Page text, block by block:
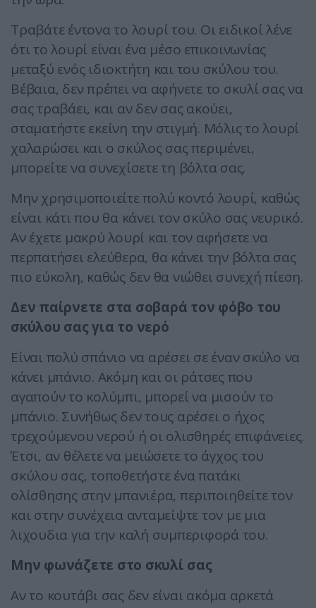
Τραβάτε έντονα το λουρί του. Οι ειδικοί λένε
ότι το λουρί είναι ένα μέσο επικοινωνίας
μεταξύ ενός ιδιοκτήτη και του σκύλου του.
Βέβαια, δεν πρέπει να αφήνετε το σκυλί σας να
σας τραβάει, και αν δεν σας ακούει,
σταματήστε εκείνη την στιγμή. Μόλις το λουρί
χαλαρώσει και ο σκύλος σας περιμένει,
μπορείτε να συνεχίσετε τη βόλτα σας.
Μην χρησιμοποιείτε πολύ κοντό λουρί, καθώς
είναι κάτι που θα κάνει τον σκύλο σας νευρικό.
Αν έχετε μακρύ λουρί και τον αφήσετε να
περπατήσει ελεύθερα, θα κάνει την βόλτα σας
πιο εύκολη, καθώς δεν θα νιώθει συνεχή πίεση.
Δεν παίρνετε στα σοβαρά τον φόβο του
σκύλου σας για το νερό
Είναι πολύ σπάνιο να αρέσει σε έναν σκύλο να
κάνει μπάνιο. Ακόμη και οι ράτσες που
αγαπούν το κολύμπι, μπορεί να μισούν το
μπάνιο. Συνήθως δεν τους αρέσει ο ήχος
τρεχούμενου νερού ή οι ολισθηρές επιφάνειες.
Έτσι, αν θέλετε να μειώσετε το άγχος του
σκύλου σας, τοποθετήστε ένα πατάκι
ολίσθησης στην μπανιέρα, περιποιηθείτε τον
και στην συνέχεια ανταμείψτε τον με μια
λιχουδια για την καλή συμπεριφορά του.
Μην φωνάζετε στο σκυλί σας
Αν το κουτάβι σας δεν είναι ακόμα αρκετά